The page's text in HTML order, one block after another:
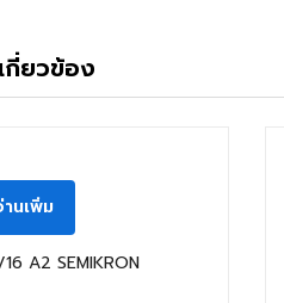
กี่ยวข้อง
นเพิ่ม
A2 SEMIKRON